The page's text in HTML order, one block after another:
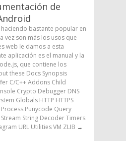
de
bastante popular en
vez son más los usos que
web le damos a esta
aplicación es el manual y la
que contiene los
these Docs Synopsis
C/C++ Addons Child
Crypto Debugger DNS
Globals HTTP HTTPS
Punycode Query
Stream String Decoder Timers
URL Utilities VM ZLIB →